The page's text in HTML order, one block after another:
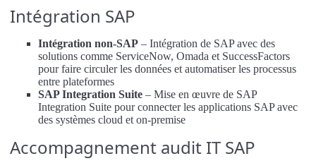
Intégration SAP
Intégration non-SAP– Intégration de SAP avec des
solutions comme ServiceNow, Omada et SuccessFactors
pour faire circuler les données et automatiser les processus
entre plateformes
SAP Integration Suite– Mise en œuvre de SAP
Integration Suite pour connecter les applications SAP avec
des systèmes cloud et on-premise
Accompagnement audit IT SAP